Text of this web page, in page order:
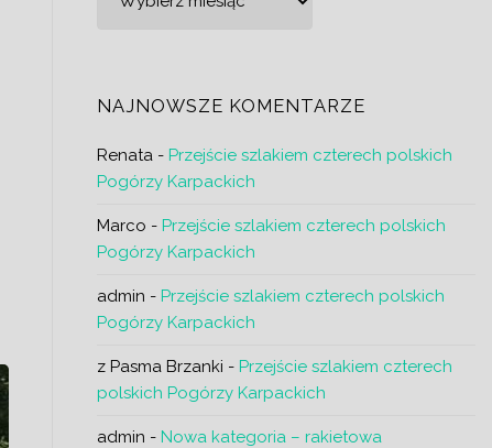
wpisy
NAJNOWSZE KOMENTARZE
Renata -Przejście szlakiem czterech polskich
Pogórzy Karpackich
Marco -Przejście szlakiem czterech polskich
Pogórzy Karpackich
admin -Przejście szlakiem czterech polskich
Pogórzy Karpackich
z Pasma Brzanki -Przejście szlakiem czterech
polskich Pogórzy Karpackich
admin -Nowa kategoria – rakietowa